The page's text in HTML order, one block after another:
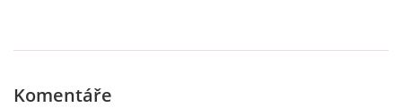
Komentáře